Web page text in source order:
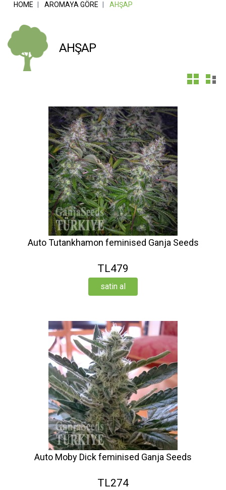
HOME AROMAYA GÖRE AHŞAP
AHŞAP
Auto Tutankhamon feminised Ganja Seeds
TL479
satin al
Auto Moby Dick feminised Ganja Seeds
TL274